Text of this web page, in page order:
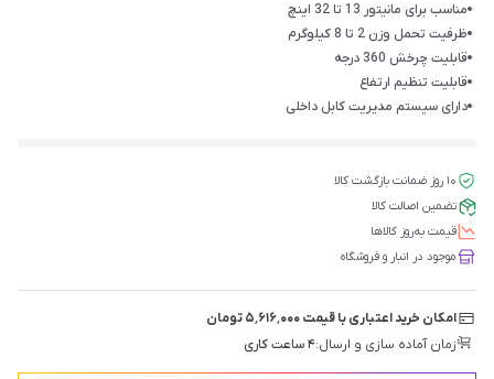
مناسب برای مانیتور 13 تا 32 اینچ
ظرفیت تحمل وزن 2 تا 8 کیلوگرم
قابلیت چرخش 360 درجه
قابلیت تنظیم ارتفاع
دارای سیستم مدیریت کابل داخلی
۱۰ روز ضمانت بازگشت کالا
تضمین اصالت کالا
قیمت‌ به‌روز کالاها
موجود در انبار و فروشگاه
امکان خرید اعتباری با قیمت ۵٬۶۱۶٬۰۰۰ تومان
زمان آماده سازی و ارسال:۴ ساعت کاری